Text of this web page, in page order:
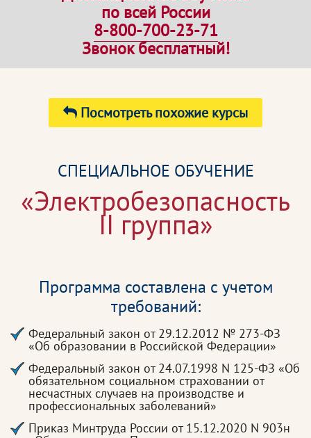
по всей России
8-800-700-23-71
Звонок бесплатный!
Посмотреть похожие курсы
СПЕЦИАЛЬНОЕ ОБУЧЕНИЕ
«Электробезопасность
II группа»
Программа составлена с учетом
требований:
Федеральный закон от 29.12.2012 № 273-ФЗ
«Об образовании в Российской Федерации»
Федеральный закон от 24.07.1998 N 125-ФЗ «Об
обязательном социальном страховании от
несчастных случаев на производстве и
профессиональных заболеваний»
Приказ Минтруда России от 15.12.2020 N 903н